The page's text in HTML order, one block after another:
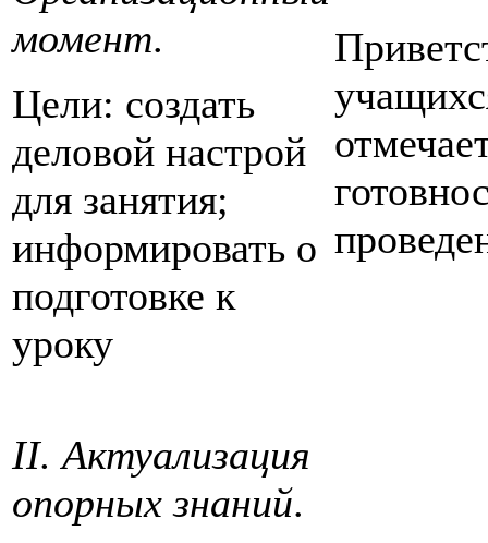
момент.
Цели: создать
деловой настрой
для занятия;
информировать о
подготовке к
уроку
II. Актуализация
опорных знаний.